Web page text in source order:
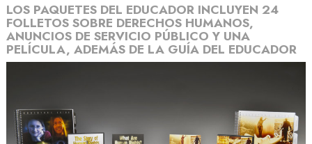
LOS PAQUETES DEL EDUCADOR INCLUYEN 24
FOLLETOS SOBRE DERECHOS HUMANOS,
ANUNCIOS DE SERVICIO PÚBLICO Y UNA
PELÍCULA, ADEMÁS DE LA GUÍA DEL EDUCADOR